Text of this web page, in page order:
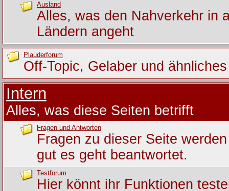
Ausland
Alles, was den Nahverkehr in
Ländern angeht
Plauderforum
Off-Topic, Gelaber und ähnliches
Intern
Alles, was diese Seiten betrifft
Fragen und Antworten
Fragen zu dieser Seite
gut es geht beantwortet.
Testforum
Hier könnt ihr Funktionen